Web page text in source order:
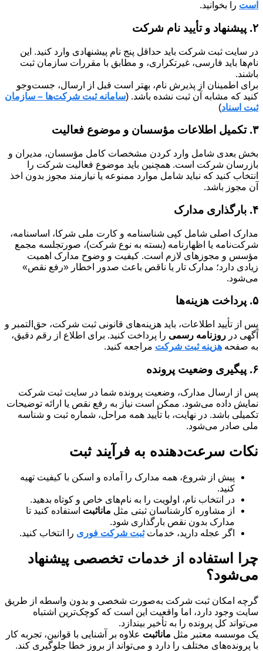
است را بخوانید.
۲. پیشنهاد و تأیید نام شرکت
در سایت ثبت شرکت باید حداقل پنج نام پیشنهادی وارد کنید. این
نام‌ها باید فارسی، غیرتکراری، و مطابق با مقررات سازمان ثبت
باشند.
برای اطمینان از پذیرش نام، بهتر است قبل از ارسال، جست‌وجو
کنید که مشابه آن ثبت نشده باشد. (سامانه ثبت شرکت‌ها – سازمان
ثبت اسناد)
۳. تکمیل اطلاعات مؤسسان و موضوع فعالیت
بخش بعدی شامل وارد کردن مشخصات کامل مؤسسان، مدیران و
بازرسان شرکت است. همچنین باید موضوع فعالیت شرکت را
انتخاب کنید که نباید شامل موارد ممنوعه یا نیازمند مجوز بدون اخذ
آن مجوز باشد.
۴. بارگذاری مدارک
مدارک اصلی شامل کپی شناسنامه و کارت ملی شرکا، اساسنامه،
شرکت‌نامه یا اظهارنامه (بسته به نوع شرکت)، صورتجلسه مجمع
مؤسس و مجوزهای لازم است. کیفیت و وضوح مدارک اهمیت
زیادی دارد؛ مدارک تار یا ناقص باعث صدور اخطار «رفع نقص»
می‌شود.
۵. پرداخت هزینه‌ها
پس از تأیید اطلاعات، باید هزینه‌های قانونی ثبت شرکت، حق‌التمبر و
آگهی در روزنامه رسمی را پرداخت کنید. برای اطلاع از رقم دقیق،
به صفحه هزینه ثبت شرکت مراجعه کنید.
۶. پیگیری وضعیت پرونده
پس از ارسال مدارک، وضعیت پرونده شما در سایت ثبت شرکت
نمایش داده می‌شود. ممکن است نیاز به رفع نقص یا ارائه توضیحات
تکمیلی باشد. در نهایت، با تأیید همه مراحل، شماره ثبت و شناسه
ملی صادر می‌شود.
نکات سرعت‌دهنده به فرآیند ثبت
پیش از شروع، همه مدارک را آماده و اسکن با کیفیت تهیه
کنید.
در انتخاب نام، اولویت را به نام‌های خاص و کوتاه بدهید.
از مشاوره کارشناسان ثبتی مثل مانا‌ثبت استفاده کنید تا
مدارک بدون نقص بارگذاری شود.
اگر عجله دارید، خدماتثبت شرکت فوری را انتخاب کنید.
چرا استفاده از خدمات تخصصی پیشنهاد
می‌شود؟
گرچه امکان ثبت شرکت به‌صورت شخصی و بدون واسطه از طریق
سایت وجود دارد، اما واقعیت این است که کوچک‌ترین اشتباه
می‌تواند کل پرونده را به تأخیر بیندازد.
یک موسسه معتبر مثل مانا‌ثبت علاوه بر آشنایی با قوانین، تجربه کار
با پرونده‌های مختلف را دارد و می‌تواند از بروز خطا جلوگیری کند.